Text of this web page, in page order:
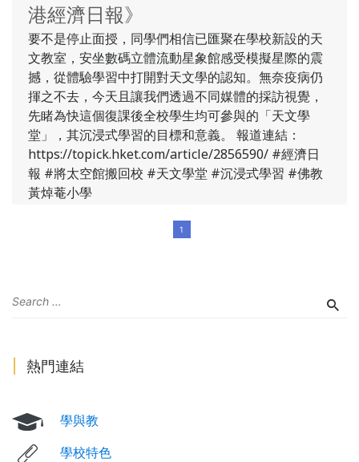
港經濟日報》
要不是停止面授，同學們相信已匯聚在學校新設的天
文教室，安坐數碼立體流動星象館感受模擬星際的震
撼，從體驗學習中打開對天文學的認知。無奈疫病仍
揮之不去，今天且讓我們透過不同媒體的採訪視覺，
先睹為快這個復課後全校學生均可參與的「天文學
堂」，其沉浸式學習的目標和意義。 報道連結：
https://topick.hket.com/article/2856590/ #經濟日
報 #將太空館搬回校 #天文學堂 #沉浸式學習 #佛教
黃焯菴小學
1
熱門連結
學與教
學校特色